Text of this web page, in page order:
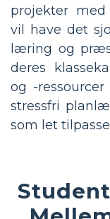
projekter med
vil have det
læring og
deres
og -
stressfri
som let